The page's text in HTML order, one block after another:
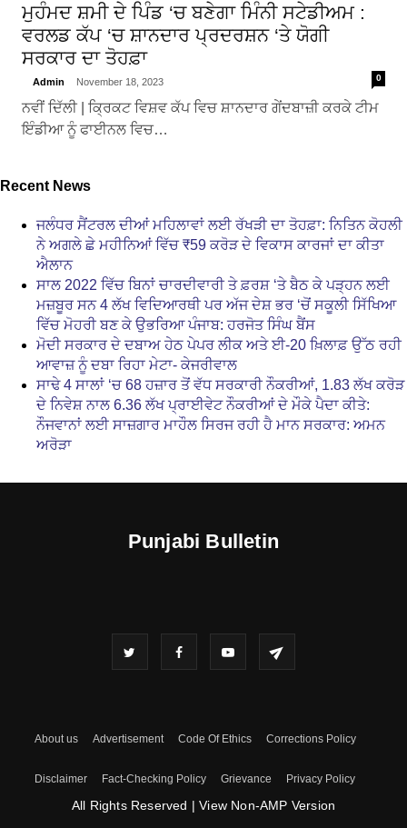
ਮੁਹੰਮਦ ਸ਼ਮੀ ਦੇ ਪਿੰਡ ‘ਚ ਬਣੇਗਾ ਮਿੰਨੀ ਸਟੇਡੀਅਮ :
ਵਰਲਡ ਕੱਪ ‘ਚ ਸ਼ਾਨਦਾਰ ਪ੍ਰਦਰਸ਼ਨ ‘ਤੇ ਯੋਗੀ
ਸਰਕਾਰ ਦਾ ਤੋਹਫ਼ਾ
Admin November 18, 2023 0
ਨਵੀਂ ਦਿੱਲੀ | ਕ੍ਰਿਕਟ ਵਿਸ਼ਵ ਕੱਪ ਵਿਚ ਸ਼ਾਨਦਾਰ ਗੇਂਦਬਾਜ਼ੀ ਕਰਕੇ ਟੀਮ
ਇੰਡੀਆ ਨੂੰ ਫਾਈਨਲ ਵਿਚ…
Recent News
ਜਲੰਧਰ ਸੈਂਟਰਲ ਦੀਆਂ ਮਹਿਲਾਵਾਂ ਲਈ ਰੱਖੜੀ ਦਾ ਤੋਹਫ਼ਾ: ਨਿਤਿਨ ਕੋਹਲੀ
ਨੇ ਅਗਲੇ ਛੇ ਮਹੀਨਿਆਂ ਵਿੱਚ ₹59 ਕਰੋੜ ਦੇ ਵਿਕਾਸ ਕਾਰਜਾਂ ਦਾ ਕੀਤਾ
ਐਲਾਨ
ਸਾਲ 2022 ਵਿੱਚ ਬਿਨਾਂ ਚਾਰਦੀਵਾਰੀ ਤੇ ਫ਼ਰਸ਼ ‘ਤੇ ਬੈਠ ਕੇ ਪੜ੍ਹਨ ਲਈ
ਮਜ਼ਬੂਰ ਸਨ 4 ਲੱਖ ਵਿਦਿਆਰਥੀ ਪਰ ਅੱਜ ਦੇਸ਼ ਭਰ ‘ਚੋਂ ਸਕੂਲੀ ਸਿੱਖਿਆ
ਵਿੱਚ ਮੋਹਰੀ ਬਣ ਕੇ ਉਭਰਿਆ ਪੰਜਾਬ: ਹਰਜੋਤ ਸਿੰਘ ਬੈਂਸ
ਮੋਦੀ ਸਰਕਾਰ ਦੇ ਦਬਾਅ ਹੇਠ ਪੇਪਰ ਲੀਕ ਅਤੇ ਈ-20 ਖ਼ਿਲਾਫ਼ ਉੱਠ ਰਹੀ
ਆਵਾਜ਼ ਨੂੰ ਦਬਾ ਰਿਹਾ ਮੇਟਾ- ਕੇਜਰੀਵਾਲ
ਸਾਢੇ 4 ਸਾਲਾਂ ‘ਚ 68 ਹਜ਼ਾਰ ਤੋਂ ਵੱਧ ਸਰਕਾਰੀ ਨੌਕਰੀਆਂ, 1.83 ਲੱਖ ਕਰੋੜ
ਦੇ ਨਿਵੇਸ਼ ਨਾਲ 6.36 ਲੱਖ ਪ੍ਰਾਈਵੇਟ ਨੌਕਰੀਆਂ ਦੇ ਮੌਕੇ ਪੈਦਾ ਕੀਤੇ:
ਨੌਜਵਾਨਾਂ ਲਈ ਸਾਜ਼ਗਾਰ ਮਾਹੌਲ ਸਿਰਜ ਰਹੀ ਹੈ ਮਾਨ ਸਰਕਾਰ: ਅਮਨ
ਅਰੋੜਾ
Punjabi Bulletin
About us Advertisement Code Of Ethics Corrections Policy
Disclaimer Fact-Checking Policy Grievance Privacy Policy
All Rights Reserved | View Non-AMP Version